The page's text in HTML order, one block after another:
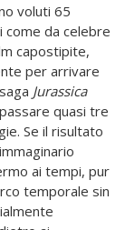
voluti 65
come da celebre
capostipite,
per arrivare
Jurassica
quasi tre
Se il risultato
ai tempi, pur
temporale sin